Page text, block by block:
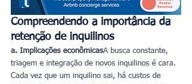
Compreendendo a importância da
retenção de inquilinos
a. Implicações econômicasA busca constante,
triagem e integração de novos inquilinos é cara.
Cada vez que um inquilino sai, há custos de